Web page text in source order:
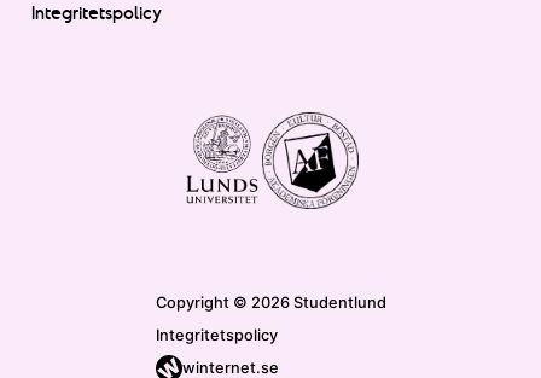
Integritetspolicy
Copyright © 2026 Studentlund
Integritetspolicy
winternet.se